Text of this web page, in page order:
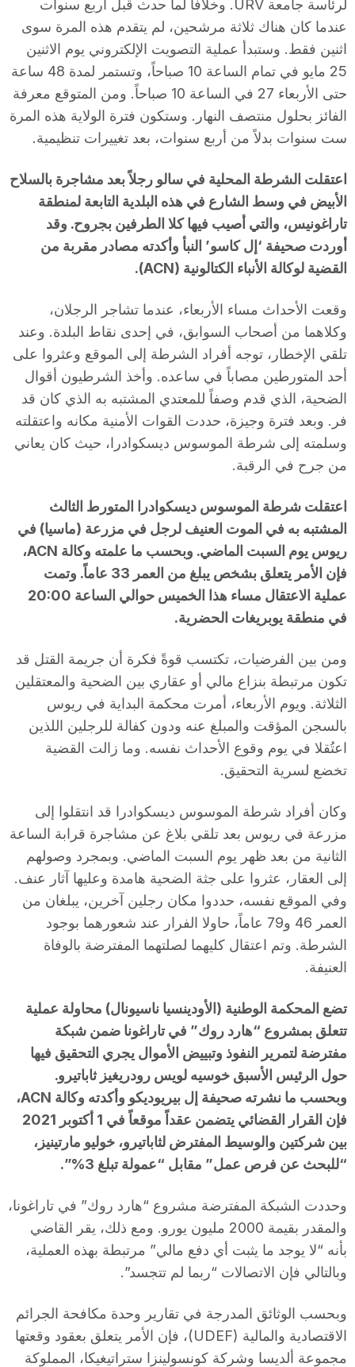
لرئاسة جامعة URV. وخلافاً لما حدث قبل أربع سنوات
عندما كان هناك ثلاثة مرشحين، لم يتقدم هذه المرة سوى
اثنين فقط. وستبدأ عملية التصويت الإلكتروني يوم الاثنين
25 مايو في تمام الساعة 10 صباحاً، وتستمر لمدة 48 ساعة
حتى الأربعاء 27 في الساعة 10 صباحاً. ومن المتوقع معرفة
الفائز بحلول منتصف النهار. وستكون فترة الولاية هذه المرة
ست سنوات بدلاً من أربع سنوات، بعد تغييرات تنظيمية.
اعتقلت الشرطة المحلية في سالو رجلاً بعد مشاجرة بالسلاح
الأبيض في وسط الشارع في هذه البلدية التابعة لمنطقة
تاراغونيس، والتي أصيب فيها كلا الطرفين بجروح. وقد
أوردت صحيفة ‘إل كاسو’ النبأ وأكدته مصادر مقربة من
القضية لوكالة الأنباء الكتالونية (ACN).
وقعت الأحداث مساء الأربعاء، عندما تشاجر الرجلان،
وكلاهما من أصحاب السوابق، في إحدى نقاط البلدة. وعند
تلقي الإخطار، توجه أفراد الشرطة إلى الموقع وعثروا على
أحد المتورطين مصاباً في ساعده. وأخذ الشرطيون أقوال
الضحية، الذي قدم وصفاً للمعتدي المشتبه به الذي كان قد
فر. وبعد فترة وجيزة، حددت القوات الأمنية مكانه واعتقلته
وسلمته إلى شرطة الموسوس ديسكوادرا، حيث كان يعاني
من جرح في الرقبة.
اعتقلت شرطة الموسوس ديسكوادرا المتورط الثالث
المشتبه به في الموت العنيف لرجل في مزرعة (ماسيا) في
ريوس يوم السبت الماضي. وبحسب ما علمته وكالة ACN،
فإن الأمر يتعلق بشخص يبلغ من العمر 33 عاماً. وتمت
عملية الاعتقال مساء هذا الخميس حوالي الساعة 20:00
في منطقة يوبريغات الحضرية.
ومن بين الفرضيات، تكتسب قوةً فكرة أن جريمة القتل قد
تكون مرتبطة بنزاع مالي أو عقاري بين الضحية والمعتقلين
الثلاثة. ويوم الأربعاء، أمرت محكمة البداية في ريوس
بالسجن المؤقت والمبلغ عنه ودون كفالة للرجلين اللذين
اعتُقلا في يوم وقوع الأحداث نفسه. وما زالت القضية
تخضع لسرية التحقيق.
وكان أفراد شرطة الموسوس ديسكوادرا قد انتقلوا إلى
مزرعة في ريوس بعد تلقي بلاغ عن مشاجرة قرابة الساعة
الثانية من بعد ظهر يوم السبت الماضي. وبمجرد وصولهم
إلى العقار، عثروا على جثة الضحية هامدة وعليها آثار عنف.
وفي الموقع نفسه، حددوا مكان رجلين آخرين، يبلغان من
العمر 46 و79 عاماً، حاولا الفرار عند شعورهما بوجود
الشرطة. وتم اعتقال كليهما لصلتهما المفترضة بالوفاة
العنيفة.
تضع المحكمة الوطنية (الأودينسيا ناسيونال) محاولة عملية
تتعلق بمشروع “هارد روك” في تاراغونا ضمن شبكة
مفترضة لتمرير النفوذ وتبييض الأموال يجري التحقيق فيها
حول الرئيس الأسبق خوسيه لويس رودريغيز ثاباتيرو.
وبحسب ما نشرته صحيفة إل بيريوديكو وأكدته وكالة ACN،
فإن القرار القضائي يتضمن عقداً موقعاً في 1 أكتوبر 2021
بين شركتين والوسيط المفترض لثاباتيرو، خوليو مارتينيز،
“للبحث عن فرص عمل” مقابل “عمولة تبلغ 3%”.
وحددت الشبكة المفترضة مشروع “هارد روك” في تاراغونا،
والمقدر بقيمة 2000 مليون يورو. ومع ذلك، يقر القاضي
بأنه “لا يوجد ما يثبت أي دفع مالي” مرتبطة بهذه العملية،
وبالتالي فإن الاتصالات “ربما لم تتجسد”.
وبحسب الوثائق المدرجة في تقارير وحدة مكافحة الجرائم
الاقتصادية والمالية (UDEF)، فإن الأمر يتعلق بعقود وقعتها
مجموعة ألديسا وشركة كونسولينزا ستراتيغيكا، المملوكة